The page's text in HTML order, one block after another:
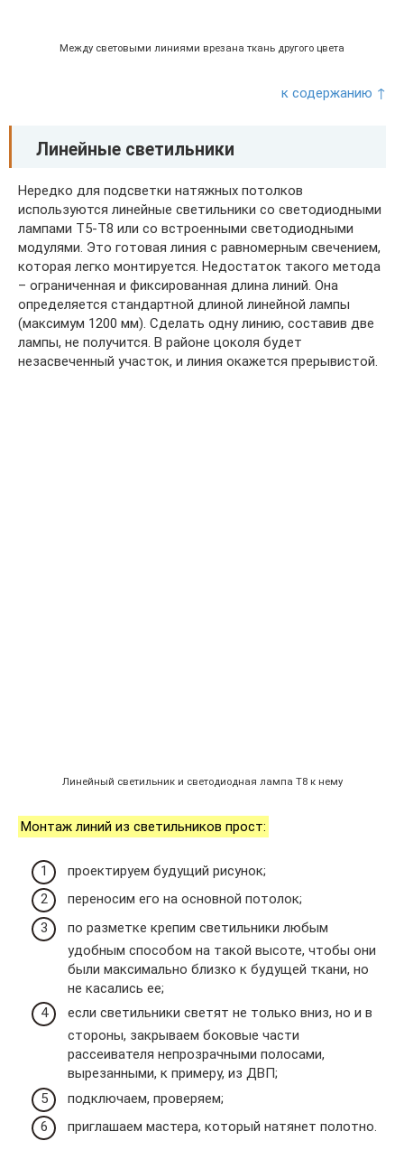
Между световыми линиями врезана ткань другого цвета
к содержанию ↑
Линейные светильники
Нередко для подсветки натяжных потолков
используются линейные светильники со светодиодными
лампами Т5-Т8 или со встроенными светодиодными
модулями. Это готовая линия с равномерным свечением,
которая легко монтируется. Недостаток такого метода
– ограниченная и фиксированная длина линий. Она
определяется стандартной длиной линейной лампы
(максимум 1200 мм). Сделать одну линию, составив две
лампы, не получится. В районе цоколя будет
незасвеченный участок, и линия окажется прерывистой.
Линейный светильник и светодиодная лампа Т8 к нему
Монтаж линий из светильников прост:
проектируем будущий рисунок;
переносим его на основной потолок;
по разметке крепим светильники любым
удобным способом на такой высоте, чтобы они
были максимально близко к будущей ткани, но
не касались ее;
если светильники светят не только вниз, но и в
стороны, закрываем боковые части
рассеивателя непрозрачными полосами,
вырезанными, к примеру, из ДВП;
подключаем, проверяем;
приглашаем мастера, который натянет полотно.